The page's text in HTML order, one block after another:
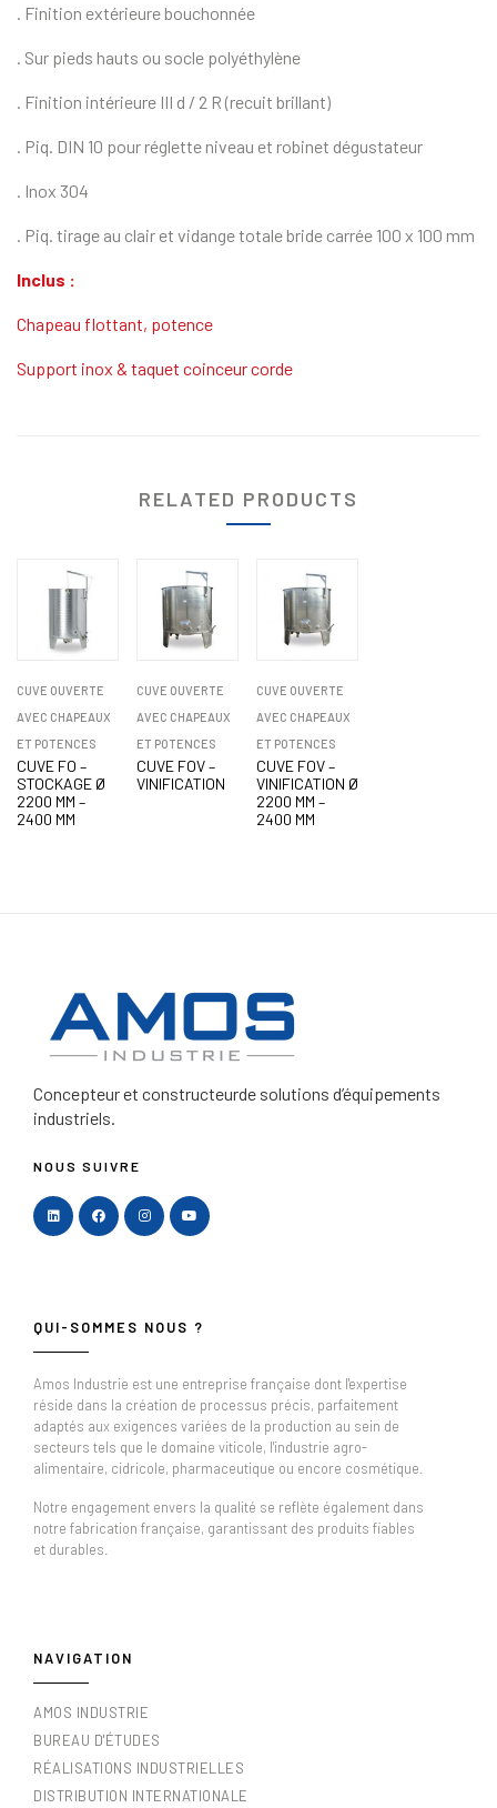
. Finition extérieure bouchonnée
. Sur pieds hauts ou socle polyéthylène
. Finition intérieure III d / 2 R (recuit brillant)
. Piq. DIN 10 pour réglette niveau et robinet dégustateur
. Inox 304
. Piq. tirage au clair et vidange totale bride carrée 100 x 100 mm
Inclus :
Chapeau flottant, potence
Support inox & taquet coinceur corde
RELATED PRODUCTS
CUVE OUVERTE
AVEC CHAPEAUX
ET POTENCES
CUVE FO –
STOCKAGE Ø
2200 MM –
2400 MM
CUVE OUVERTE
AVEC CHAPEAUX
ET POTENCES
CUVE FOV –
VINIFICATION
CUVE OUVERTE
AVEC CHAPEAUX
ET POTENCES
CUVE FOV –
VINIFICATION Ø
2200 MM –
2400 MM
Concepteur et constructeurde solutions d’équipements
industriels.
NOUS SUIVRE
QUI-SOMMES NOUS ?
Amos Industrie est une entreprise française dont l'expertise
réside dans la création de processus précis, parfaitement
adaptés aux exigences variées de la production au sein de
secteurs tels que le domaine viticole, l'industrie agro-
alimentaire, cidricole, pharmaceutique ou encore cosmétique.
Notre engagement envers la qualité se reflète également dans
notre fabrication française, garantissant des produits fiables
et durables.
NAVIGATION
AMOS INDUSTRIE
BUREAU D'ÉTUDES
RÉALISATIONS INDUSTRIELLES
DISTRIBUTION INTERNATIONALE